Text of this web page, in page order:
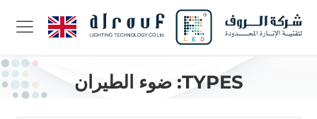
TYPES: ضوء الطيران